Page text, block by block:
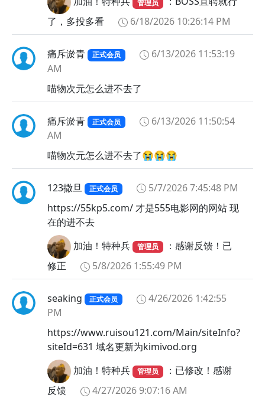
😪
😫
😬
😮
😯
😰
😲
😳
😴
🙂
🙃
🙄
管理员
了，多投多看
6/18/2026 10:26:14 PM
痛斥淤青 正式会员
6/13/2026 11:53:19
AM
喵物次元怎么进不去了
痛斥淤青 正式会员
6/13/2026 11:50:54
AM
喵物次元怎么进不去了😭😭😭
123撒旦 正式会员
5/7/2026 7:45:48 PM
https://55kp5.com/ 才是555电影网的网站 现
在的进不去
加油！特种兵
管理员
：感谢反馈！已
修正
5/8/2026 1:55:49 PM
seaking 正式会员
4/26/2026 1:42:55
PM
https://www.ruisou121.com/Main/siteInfo?
siteId=631 域名更新为kimivod.org
加油！特种兵
管理员
：已修改！感谢
反馈
4/27/2026 9:07:16 AM